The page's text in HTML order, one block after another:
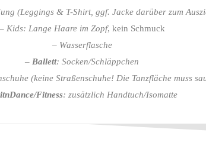
(Leggings & T-Shirt, ggf. Jacke darüber zum
– Kids: Lange Haare im Zopf, kein Schmuck
– Wasserflasche
– Ballett: Socken/Schläppchen
(keine Straßenschuhe! Die Tanzfläche muss
Fitness: zusätzlich Handtuch/Isomatte